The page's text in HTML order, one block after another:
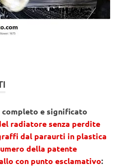
completo e significato
radiatore senza perdite
dal paraurti in plastica
della patente
con punto esclamativo: